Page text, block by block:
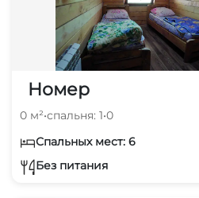
Номер
0 м²•спальня: 1•0
Спальных мест: 6
Без питания